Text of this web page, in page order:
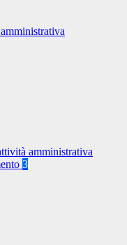
amministrativa
3